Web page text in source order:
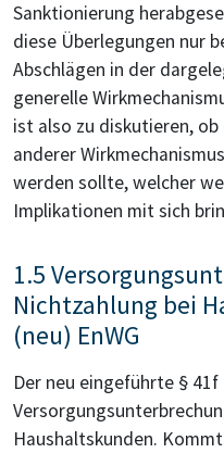
Sanktionierung
diese Überlegungen nur
Abschlägen in der
generelle
ist also zu diskutieren,
anderer
werden sollte, welcher
Implikationen mit sich
1.5
Nichtzahlung bei
(neu) EnWG
Der neu eingeführte §
Haushaltskunden.